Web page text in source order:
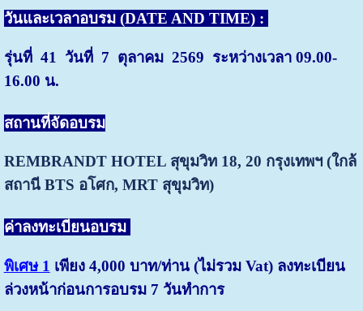
วันและเวลาอบรม (DATE AND TIME) :
รุ่นที่ 41 วันที่ 7 ตุลาคม 2569 ระหว่างเวลา 09.00-
16.00 น.
สถานที่จัดอบรม
REMBRANDT HOTEL สุขุมวิท 18, 20 กรุงเทพฯ (ใกล้
สถานี BTS อโศก, MRT สุขุมวิท)
ค่าลงทะเบียนอบรม
พิเศษ 1 เพียง 4,000 บาท/ท่าน (ไม่รวม Vat) ลงทะเบียน
ล่วงหน้าก่อนการอบรม 7 วันทำการ